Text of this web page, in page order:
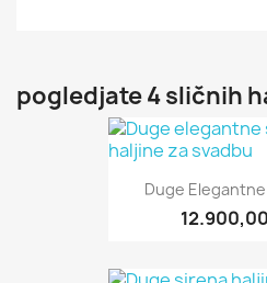
pogledjate 4 sličnih
Duge